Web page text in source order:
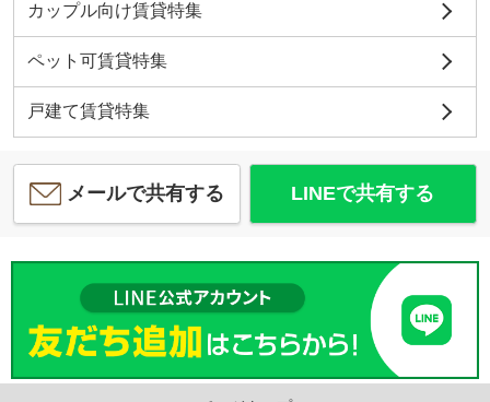
カップル向け賃貸特集
ペット可賃貸特集
戸建て賃貸特集
メールで共有する LINEで共有する